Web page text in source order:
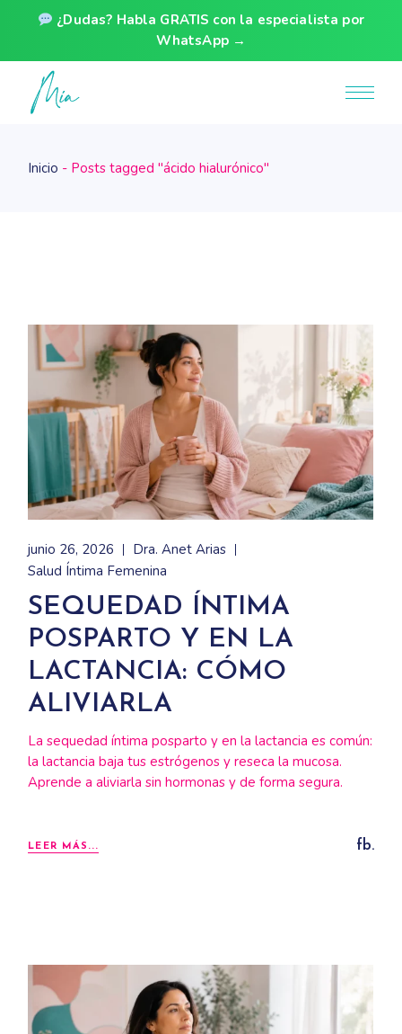
¿Dudas? Habla GRATIS con la especialista por
WhatsApp →
Skip
content
Inicio Posts tagged "ácido hialurónico"
junio 26, 2026
Dra. Anet Arias
Salud Íntima Femenina
SEQUEDAD ÍNTIMA
POSPARTO Y EN LA
LACTANCIA: CÓMO
ALIVIARLA
La sequedad íntima posparto y en la lactancia es común:
la lactancia baja tus estrógenos y reseca la mucosa.
Aprende a aliviarla sin hormonas y de forma segura.
LEER MÁS... fb.